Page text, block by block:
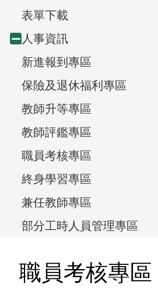
i
e
w
,
表單下載
Collapse
node
人事資訊
新進報到專區
保險及退休福利專區
教師升等專區
教師評鑑專區
職員考核專區
終身學習專區
兼任教師專區
部分工時人員管理專區
職員考核專區